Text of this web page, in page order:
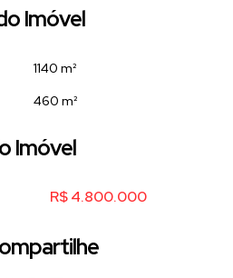
Imóvel
1140 m²
460 m²
Imóvel
R$4.800.000